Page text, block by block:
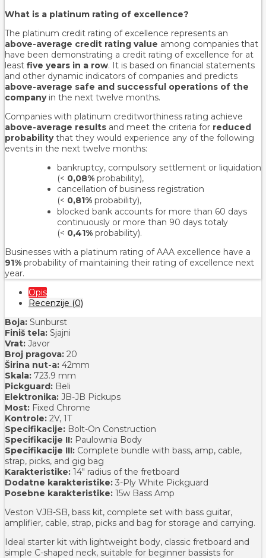
What is a platinum rating of excellence?
The platinum credit rating of excellence represents an
above-average credit rating value among companies that
have been demonstrating a credit rating of excellence for at
least five years in a row. It is based on financial statements
and other dynamic indicators of companies and predicts
above-average safe and successful operations of the
companyin the next twelve months.
Companies with platinum creditworthiness rating achieve
above-average results and meet the criteria for reduced
probabilitythat they would experience any of the following
events in the next twelve months:
bankruptcy, compulsory settlement or liquidation
(< 0,08% probability),
cancellation of business registration
(< 0,81% probability),
blocked bank accounts for more than 60 days
continuously or more than 90 days totaly
(< 0,41% probability).
Businesses with a platinum rating of AAA excellence have a
91% probability of maintaining their rating of excellence next
year.
Opis
Recenzije (0)
Boja: Sunburst
Finiš tela: Sjajni
Vrat: Javor
Broj pragova: 20
Širina nut-a: 42mm
Skala: 723.9 mm
Pickguard: Beli
Elektronika: JB-JB Pickups
Most: Fixed Chrome
Kontrole: 2V, 1T
Specifikacije: Bolt-On Construction
Specifikacije II: Paulownia Body
Specifikacije III: Complete bundle with bass, amp, cable,
strap, picks, and gig bag
Karakteristike: 14" radius of the fretboard
Dodatne karakteristike: 3-Ply White Pickguard
Posebne karakteristike: 15w Bass Amp
Veston VJB-SB, bass kit, complete set with bass guitar,
amplifier, cable, strap, picks and bag for storage and carrying.
Ideal starter kit with lightweight body, classic fretboard and
simple C-shaped neck, suitable for beginner bassists for